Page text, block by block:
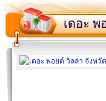
เดอะ พ